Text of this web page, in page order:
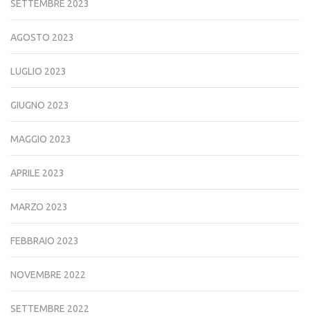
SETTEMBRE 2023
AGOSTO 2023
LUGLIO 2023
GIUGNO 2023
MAGGIO 2023
APRILE 2023
MARZO 2023
FEBBRAIO 2023
NOVEMBRE 2022
SETTEMBRE 2022